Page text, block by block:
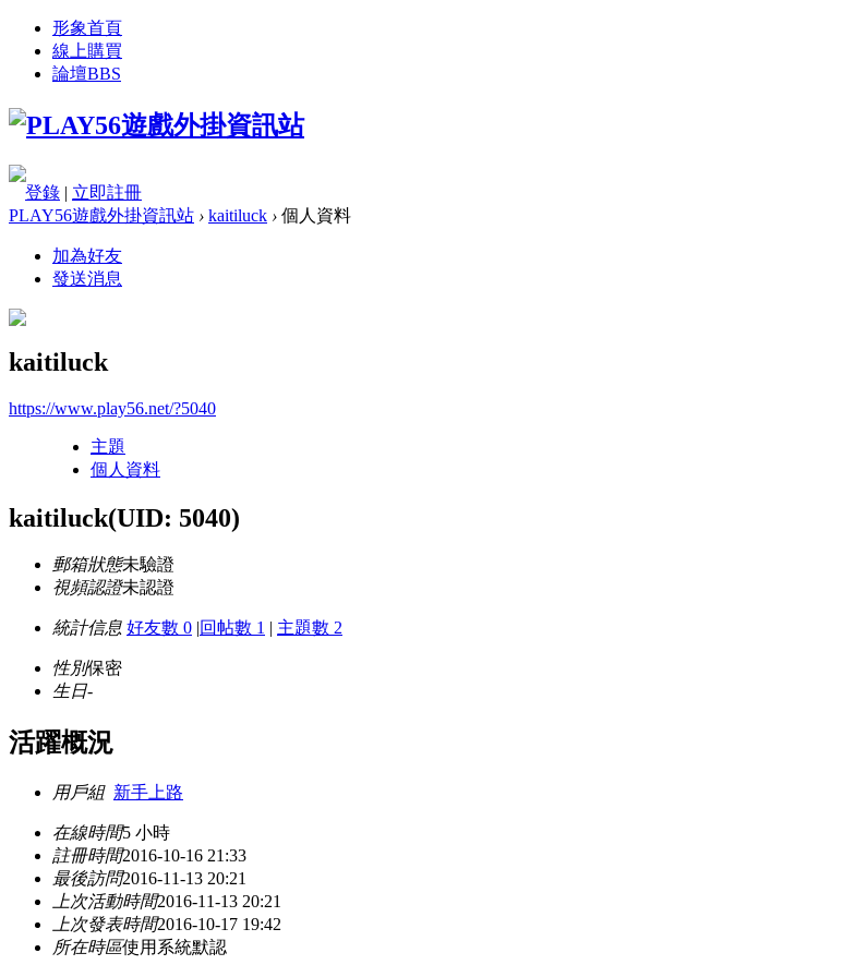
形象首頁
線上購買
論壇BBS
登錄 | 立即註冊
PLAY56遊戲外掛資訊站 › kaitiluck › 個人資料
加為好友
發送消息
kaitiluck
https://www.play56.net/?5040
主題
個人資料
kaitiluck(UID: 5040)
郵箱狀態未驗證
視頻認證未認證
統計信息 好友數 0 |回帖數 1 | 主題數 2
性別保密
生日-
活躍概況
用戶組 新手上路
在線時間5 小時
註冊時間2016-10-16 21:33
最後訪問2016-11-13 20:21
上次活動時間2016-11-13 20:21
上次發表時間2016-10-17 19:42
所在時區使用系統默認